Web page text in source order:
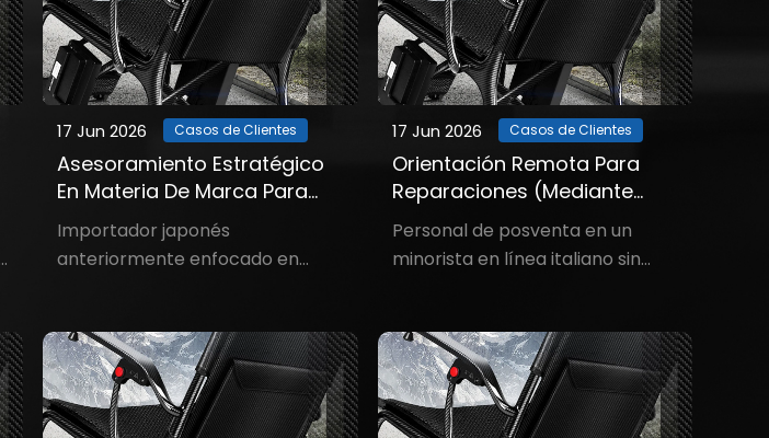
17 Jun 2026 Casos de Clientes
Asesoramiento Estratégico
En Materia De Marca Para
Ayudar Al Cliente A
Expandirse A Nuevos
Mercados
Importador japonés
anteriormente enfocado en
hacia el segmento medio-alto,
pero carecía de orientación. Un
importador de Osaka, el Sr. ***hi,
había adquirido anteriormente
17 Jun 2026 Casos de Clientes
Orientación Remota Para
Reparaciones (mediante
Documentos, Fotos Y
Vídeos)
Personal de posventa en un
minorista en línea italiano sin
vendedor en línea de sillas de
ruedas con sede en Milán,
enfrentó un problema: un cliente
informó que su silla de ruedas no